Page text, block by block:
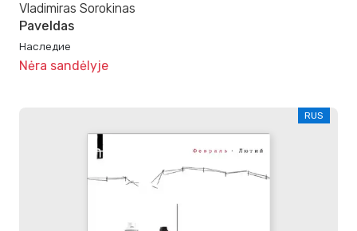
Vladimiras Sorokinas
Paveldas
Наследие
Nėra sandėlyje
RUS